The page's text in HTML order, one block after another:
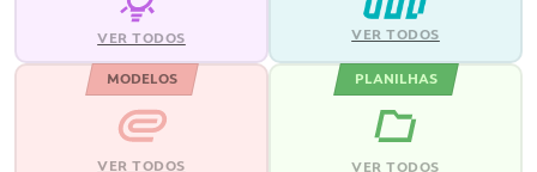
VER TODOS VER TODOS
MODELOS
VER TODOS
PLANILHAS
VER TODOS